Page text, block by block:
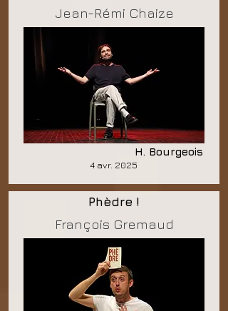
Jean-Rémi Chaize
H. Bourgeois
4 avr. 2025
Phèdre !
François Gremaud